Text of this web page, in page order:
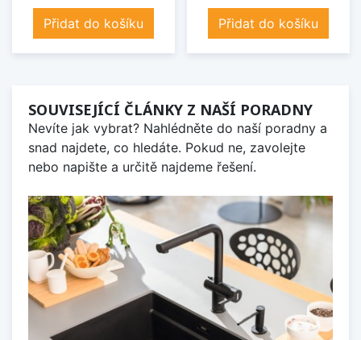
Přidat do košíku Přidat do košíku
SOUVISEJÍCÍ ČLÁNKY Z NAŠÍ PORADNY
Nevíte jak vybrat? Nahlédněte do naší poradny a
snad najdete, co hledáte. Pokud ne, zavolejte
nebo napište a určitě najdeme řešení.